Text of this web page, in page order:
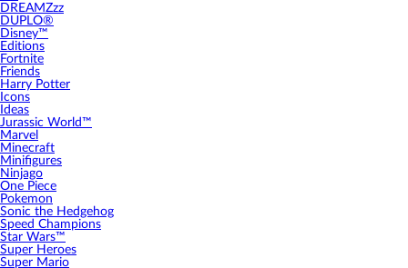
DREAMZzz
DUPLO®
Disney™
Editions
Fortnite
Friends
Harry Potter
Icons
Ideas
Jurassic World™
Marvel
Minecraft
Minifigures
Ninjago
One Piece
Pokemon
Sonic the Hedgehog
Speed Champions
Star Wars™
Super Heroes
Super Mario